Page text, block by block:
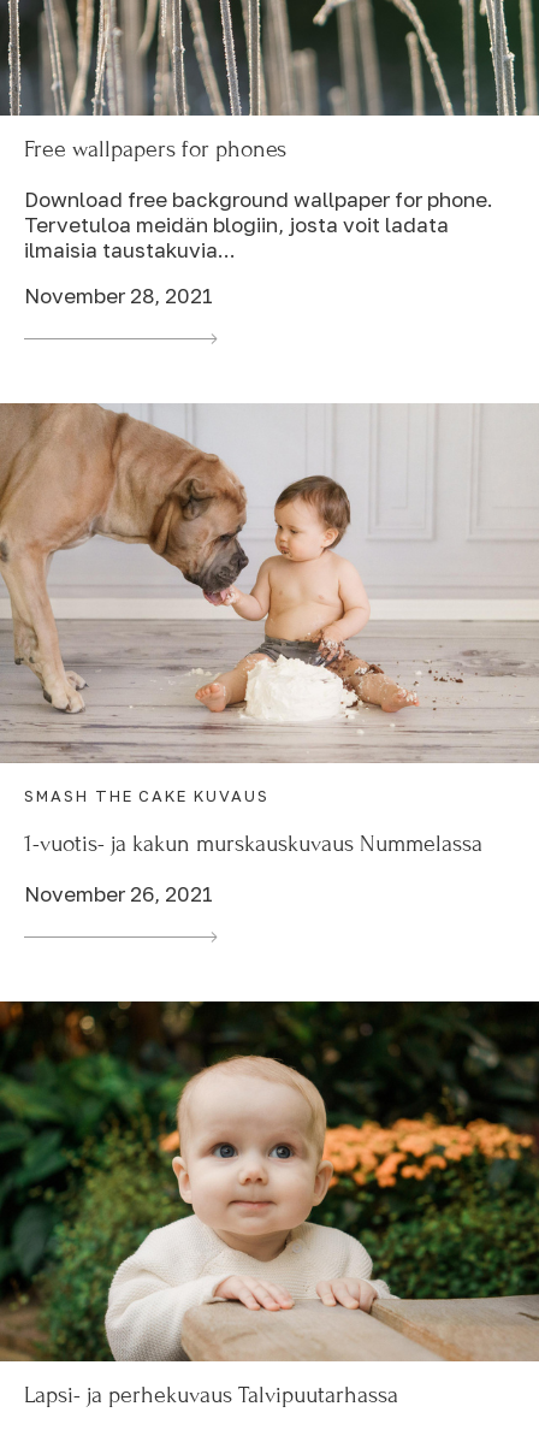
Free wallpapers for phones
Download free background wallpaper for phone.
Tervetuloa meidän blogiin, josta voit ladata
ilmaisia taustakuvia...
November 28, 2021
SMASH THE CAKE KUVAUS
1-vuotis- ja kakun murskauskuvaus Nummelassa
November 26, 2021
Lapsi- ja perhekuvaus Talvipuutarhassa